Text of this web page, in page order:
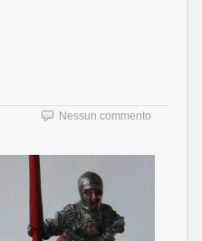
Nessun commento